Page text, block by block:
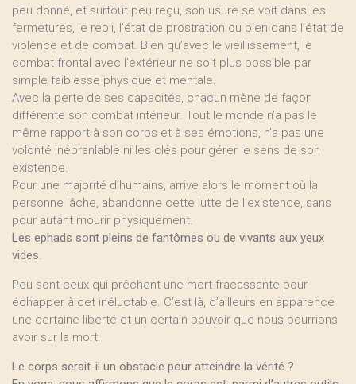
peu donné, et surtout peu reçu, son usure se voit dans les
fermetures, le repli, l’état de prostration ou bien dans l’état de
violence et de combat. Bien qu’avec le vieillissement, le
combat frontal avec l’extérieur ne soit plus possible par
simple faiblesse physique et mentale.
Avec la perte de ses capacités, chacun mène de façon
différente son combat intérieur. Tout le monde n’a pas le
même rapport à son corps et à ses émotions, n’a pas une
volonté inébranlable ni les clés pour gérer le sens de son
existence.
Pour une majorité d’humains, arrive alors le moment où la
personne lâche, abandonne cette lutte de l’existence, sans
pour autant mourir physiquement.
Les ephads sont pleins de fantômes ou de vivants aux yeux
vides.
Peu sont ceux qui prêchent une mort fracassante pour
échapper à cet inéluctable. C’est là, d’ailleurs en apparence
une certaine liberté et un certain pouvoir que nous pourrions
avoir sur la mort.
Le corps serait-il un obstacle pour atteindre la vérité ?